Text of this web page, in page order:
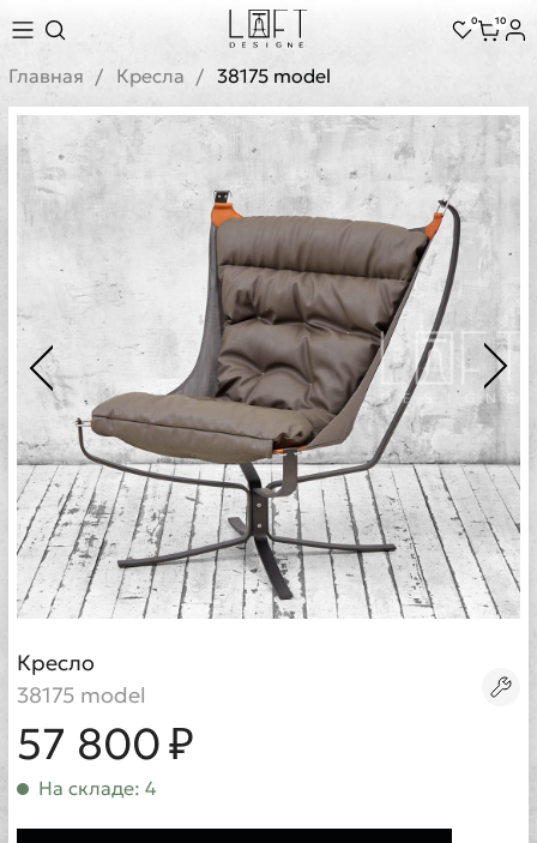
0 10
Главная Кресла 38175 model
Кресло
38175 model
57 800 ₽
На складе: 4